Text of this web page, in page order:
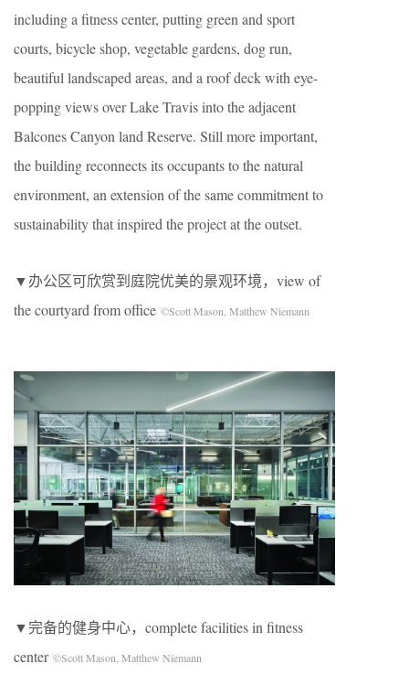
including a fitness center, putting green and sport
courts, bicycle shop, vegetable gardens, dog run,
beautiful landscaped areas, and a roof deck with eye-
popping views over Lake Travis into the adjacent
Balcones Canyon land Reserve. Still more important,
the building reconnects its occupants to the natural
environment, an extension of the same commitment to
sustainability that inspired the project at the outset.
▼办公区可欣赏到庭院优美的景观环境，view of
the courtyard from office ©Scott Mason, Matthew Niemann
▼完备的健身中心，complete facilities in fitness
center ©Scott Mason, Matthew Niemann